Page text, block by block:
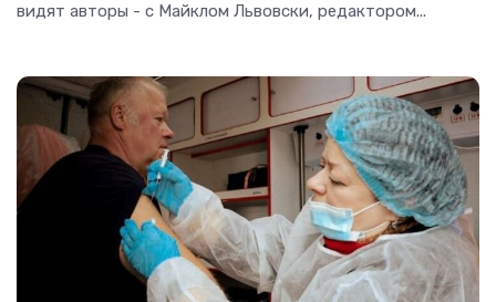
видят авторы - с Майклом Львовски, редактором...